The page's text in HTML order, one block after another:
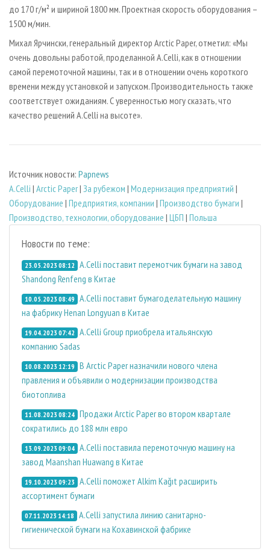
ИНСТРУМЕНТ И МАТЕРИАЛЫ
БИБЛИОТЕКА СПЕЦИАЛИСТА
до 170 г/м² и шириной 1800 мм. Проектная скорость оборудования –
1500 м/мин.
Михал Ярчински, генеральный директор Arctic Paper, отметил: «Мы
очень довольны работой, проделанной A.Celli, как в отношении
самой перемоточной машины, так и в отношении очень короткого
времени между установкой и запуском. Производительность также
соответствует ожиданиям. С уверенностью могу сказать, что
качество решений A.Celli на высоте».
Источник новости: Papnews
A.Celli | Arctic Paper| За рубежом | Модернизация предприятий |
Оборудование | Предприятия, компании | Производство бумаги |
Производство, технологии, оборудование | ЦБП | Польша
Новости по теме:
23.05.2023 08:12 A.Celli поставит перемотчик бумаги на завод
Shandong Renfeng в Китае
10.05.2023 08:49 A.Celli поставит бумагоделательную машину
на фабрику Henan Longyuan в Китае
19.04.2023 07:42 A.Celli Group приобрела итальянскую
компанию Sadas
10.08.2023 12:19 В Arctic Paper назначили нового члена
правления и объявили о модернизации производства
биотоплива
11.08.2023 08:24 Продажи Arctic Paper во втором квартале
сократились до 188 млн евро
13.09.2023 09:04 A.Celli поставила перемоточную машину на
завод Maanshan Huawang в Китае
19.10.2023 09:23 A.Celli поможет Alkim Kağıt расширить
ассортимент бумаги
07.11.2023 14:18 A.Celli запустила линию санитарно-
гигиенической бумаги на Кохавинской фабрике